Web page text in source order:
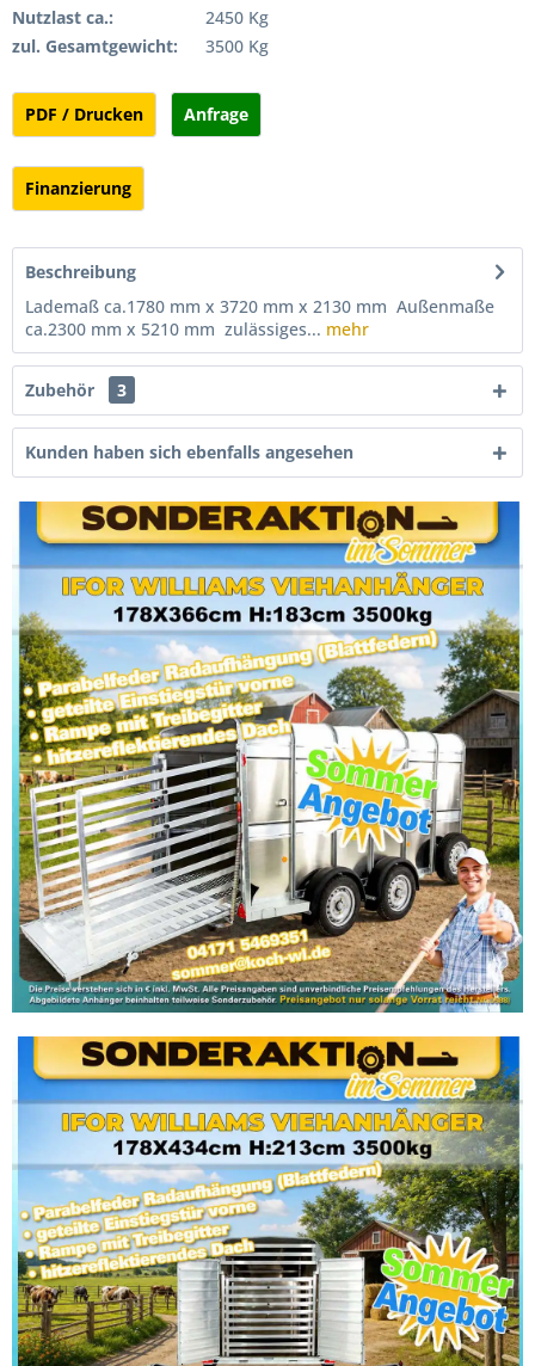
Nutzlast ca.:
2450 Kg
zul. Gesamtgewicht:
3500 Kg
PDF / Drucken Anfrage
Finanzierung
Beschreibung
Lademaß ca.1780 mm x 3720 mm x 2130 mm Außenmaße
ca.2300 mm x 5210 mm zulässiges... mehr
Zubehör 3
Kunden haben sich ebenfalls angesehen